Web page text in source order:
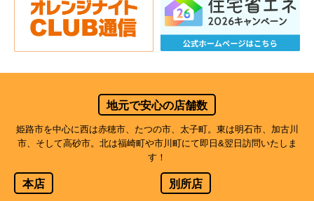
地元で安心の店舗数
姫路市を中心に西は赤穂市、たつの市、太子町。東は明石市、加古川
市、そして高砂市。北は福崎町や市川町にて即日&翌日訪問いたしま
す！
本店 別所店